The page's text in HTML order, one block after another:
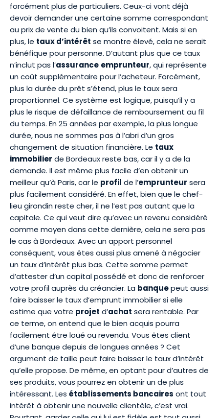
forcément plus de particuliers. Ceux-ci vont déjà
devoir demander une certaine somme correspondant
au prix de vente du bien qu’ils convoitent. Mais si en
plus, le taux d’intérêt se montre élevé, cela ne serait
bénéfique pour personne. D’autant plus que ce taux
n’inclut pas l’assurance emprunteur, qui représente
un coût supplémentaire pour l’acheteur. Forcément,
plus la durée du prêt s’étend, plus le taux sera
proportionnel. Ce système est logique, puisqu’il y a
plus le risque de défaillance de remboursement au fil
du temps. En 25 années par exemple, la plus longue
durée, nous ne sommes pas à l’abri d’un gros
changement de situation financière. Le taux
immobilier de Bordeaux reste bas, car il y a de la
demande. Il est même plus facile d’en obtenir un
meilleur qu’à Paris, car le profil de l’emprunteur sera
plus facilement considéré. En effet, bien que le chef-
lieu girondin reste cher, il ne l’est pas autant que la
capitale. Ce qui veut dire qu’avec un revenu considéré
comme moyen dans cette dernière, cela ne sera pas
le cas à Bordeaux. Avec un apport personnel
conséquent, vous êtes aussi plus amené à négocier
un taux d’intérêt plus bas. Cette somme permet
d’attester d’un capital possédé et donc de renforcer
votre profil auprès du créancier. La banquepeut aussi
faire baisser le taux d’emprunt immobilier si elle
estime que votre projet d’achat sera rentable. Par
ce terme, on entend que le bien acquis pourra
facilement être loué ou revendu. Vous êtes client
d’une banque depuis de longues années ? Cet
argument de taille peut faire baisser le taux d’intérêt
qu’elle propose. De même, en optant pour d’autres de
ses produits, vous pourrez en obtenir un de plus
intéressant. Les établissements bancaires ont tout
intérêt à obtenir une nouvelle clientèle, c’est vrai.